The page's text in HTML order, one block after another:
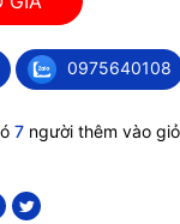
0975640108
7 người thêm vào